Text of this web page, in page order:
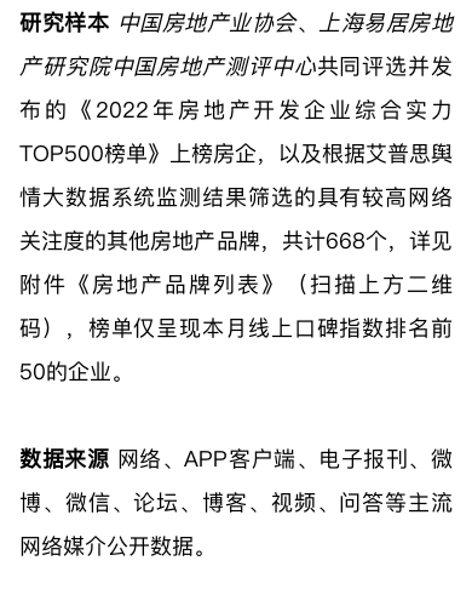
研究样本 中国房地产业协会、 上海易居房地
产研究院中国房地产测评中心共同评选并发
布的《2022年房地产开发企业综合实力
TOP500榜单》上榜房企，以及根据艾普思舆
情大数据系统监测结果筛选的具有较高网络
关注度的其他房地产品牌，共计668个，详见
附件《房地产品牌列表》（扫描上方二维
码），榜单仅呈现本月线上口碑指数排名前
50的企业。
数据来源 网络、APP客户端、电子报刊、微
博、微信、论坛、博客、视频、问答等主流
网络媒介公开数据。